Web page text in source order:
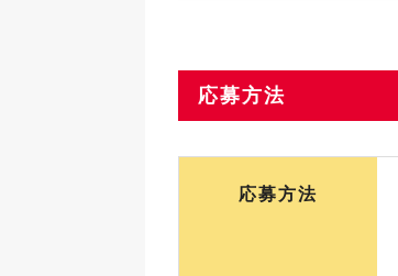
応募方法
応募方法